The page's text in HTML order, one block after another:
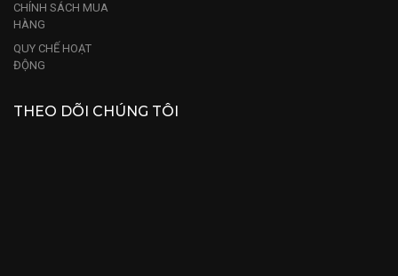
CHÍNH SÁCH MUA
HÀNG
QUY CHẾ HOẠT
ĐỘNG
THEO DÕI CHÚNG TÔI